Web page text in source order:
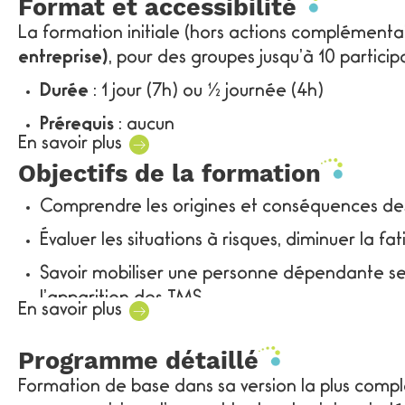
Cette formation obligatoire (article R 4541-8
gestes et postures leur étant adaptés
l’agencement des espaces de travail. Grâce à
participant sauraprévenir les TMS en appliquant
pour préserver sa santé et améliorer son bien-
Les avantages de la formation gestes et
Prévenir les TMS et les accidents de travail
Lutter contre le mal-être au travail et
Mobiliser les équipes et améliorer la marque
Respecter les obligations légales en matière
Format et accessibilité
La formation initiale (hors actions
entreprise), pour des groupes jusqu’à 10
Durée : 1 jour (7h) ou ½ journée (4h)
Prérequis : aucun
Délais d’accès
Cette formation est accessible et adaptée aux
sont accessibles aux personnes en situation de
conditions d’accès devra être réalisée en
faisabilité de l’intervention.
Pour toute question, vous pouvez contacter
En savoir plus
Objectifs de la formation
Comprendre les origines et conséquences
Évaluer les situations à risques, diminuer la
Savoir mobiliser une personne dépendante
l’apparition des TMS
Utiliser les gestes et postures adaptés aux
Aménager son espace et ses processus de
En savoir plus
Programme détaillé
Formation de base dans sa version la plus